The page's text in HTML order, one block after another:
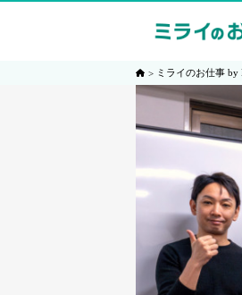
ミライのお仕事 by